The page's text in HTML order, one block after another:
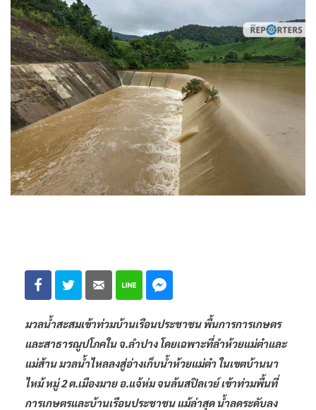
มวลน้ำสะสมเข้าท่วมบ้านเรือนประชาชน พื้นการการเกษตร
และสาธารณูปโภคใน จ.ลำปาง โดยเฉพาะที่ลำห้วยแม่ต๋าและ
แม่ส้าน มวลน้ำไหลลงสู่อ่างเก็บน้ำห้วยแม่ต๋า ในเขตบ้านนา
ไหม้ หมู่ 2 ต.เมืองมาย อ.แจ้ห่ม จนล้นสปิลเวย์ เข้าท่วมพื้นที่
การเกษตรและบ้านเรือนประชาชน แม้ล่าสุด น้ำลดระดับลง